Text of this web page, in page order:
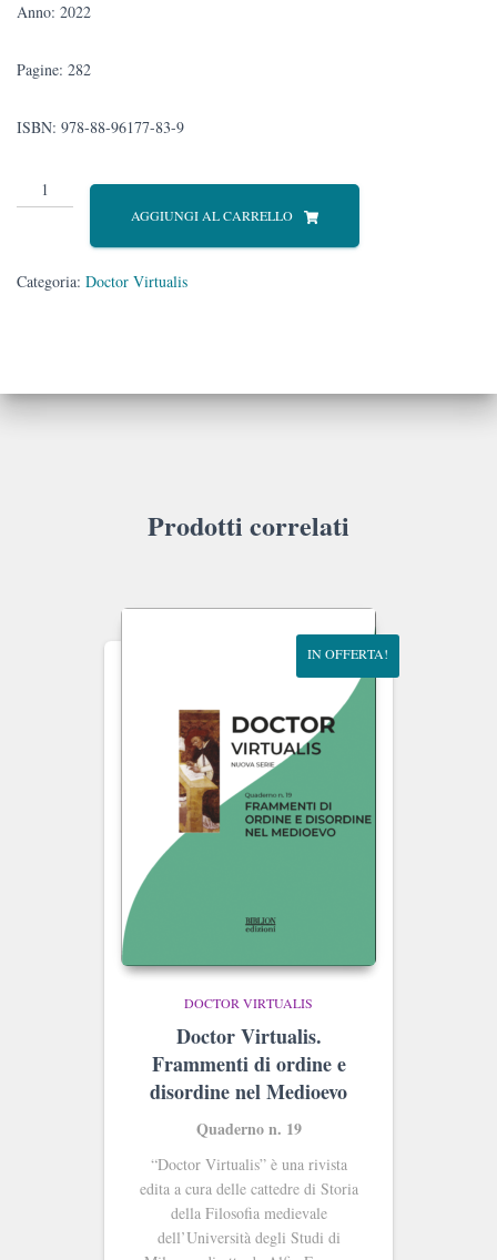
Anno: 2022
Pagine: 282
ISBN: 978-88-96177-83-9
Doctor
Virtualis.
Campanini
AGGIUNGI AL CARRELLO
Categoria: Doctor Virtualis
Prodotti correlati
IN OFFERTA!
DOCTOR VIRTUALIS
Doctor Virtualis.
Frammenti di ordine e
disordine nel Medioevo
Quaderno n. 19
“Doctor Virtualis” è una rivista
edita a cura delle cattedre di Storia
della Filosofia medievale
dell’Università degli Studi di